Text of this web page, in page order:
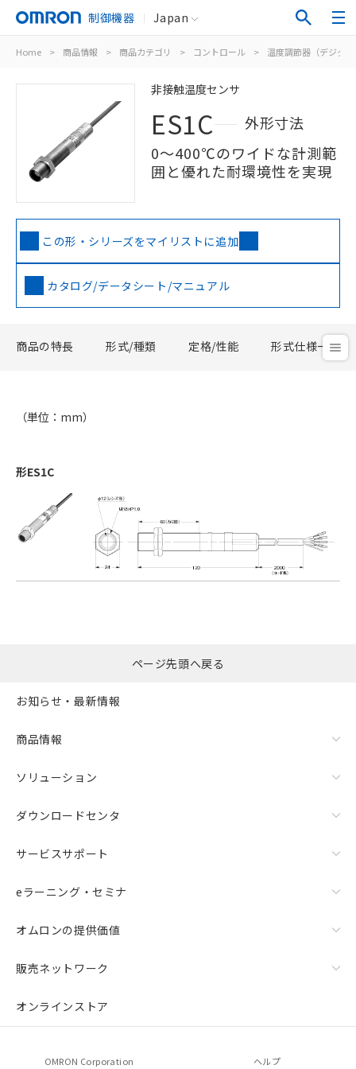
制御機器 Japan
Home > 商品情報 > 商品カテゴリ > コントロール > 温度調節器（デジタ
非接触温度センサ
ES1C
外形寸法
0～400℃のワイドな計測範
囲と優れた耐環境性を実現
この形・シリーズをマイリストに追加
カタログ/データシート/マニュアル
商品の特長 形式/種類 定格/性能 形式仕様一覧
（単位：mm）
形ES1C
ページ先頭へ戻る
お知らせ・最新情報
商品情報
ソリューション
ダウンロードセンタ
サービスサポート
eラーニング・セミナ
オムロンの提供価値
販売ネットワーク
オンラインストア
OMRON Corporation ヘルプ